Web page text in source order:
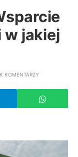
w jakiej
KOMENTARZY